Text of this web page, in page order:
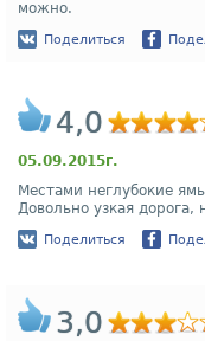
можно.
Поделиться
4,0
05.09.2015г.
Местами неглубокие
Довольно узкая
Поделиться
3,0